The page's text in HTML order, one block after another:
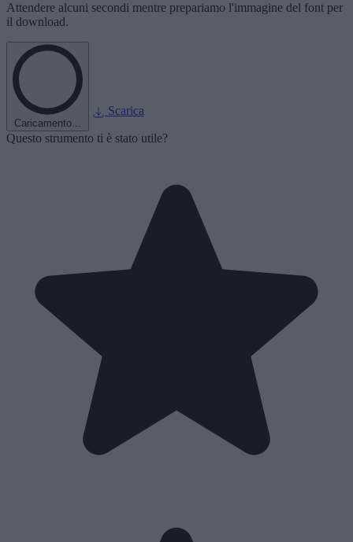
Attendere alcuni secondi mentre prepariamo l'immagine del font per
il download.
Caricamento...
Scarica
Questo strumento ti è stato utile?